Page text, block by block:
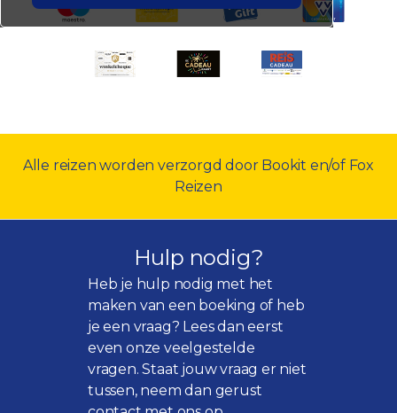
Alle reizen worden verzorgd door Bookit en/of Fox
Reizen
Hulp nodig?
Heb je hulp nodig met het
maken van een boeking of heb
je een vraag? Lees dan eerst
even onzeveelgestelde
vragen. Staat jouw vraag er niet
tussen, neem dan gerust